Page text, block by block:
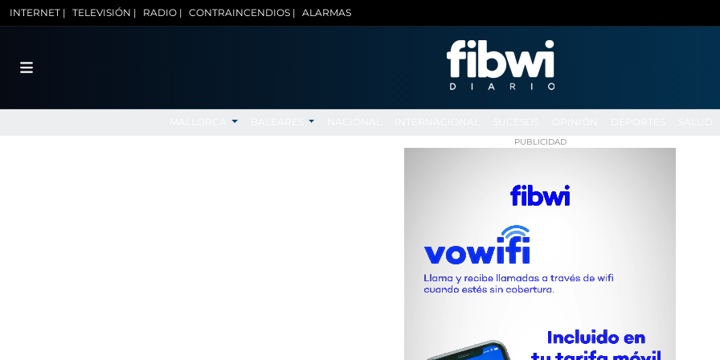
INTERNET | TELEVISIÓN | RADIO | CONTRAINCENDIOS | ALARMAS